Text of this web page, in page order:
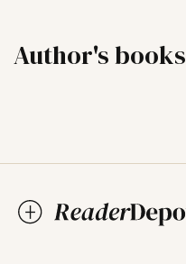
Author's books